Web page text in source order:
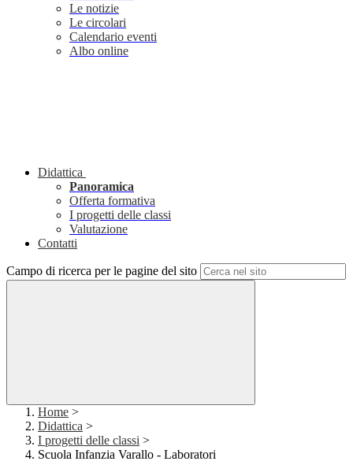
Le notizie
Le circolari
Calendario eventi
Albo online
Didattica
Panoramica
Offerta formativa
I progetti delle classi
Valutazione
Contatti
Campo di ricerca per le pagine del sito
Home >
Didattica >
I progetti delle classi >
Scuola Infanzia Varallo - Laboratori